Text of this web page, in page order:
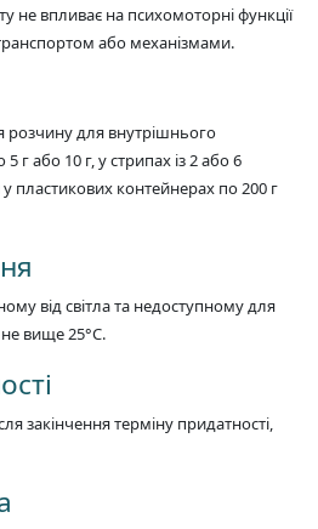
не впливає на психомоторні функції
або механізмами.
для внутрішнього
г або 10 г, у стрипах із 2 або 6
пластикових контейнерах по 200 г
від світла та недоступному для
не вище 25°C.
закінчення терміну придатності,